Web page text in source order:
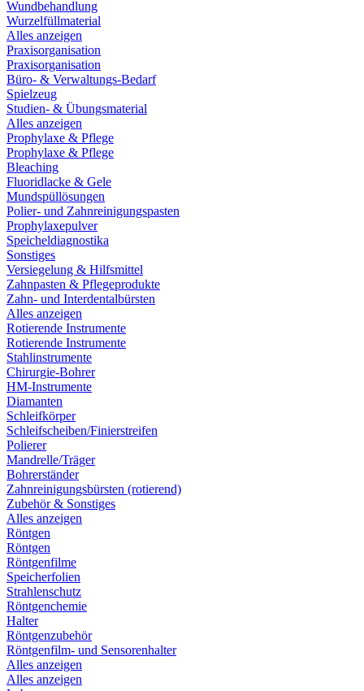
Wundbehandlung
Wurzelfüllmaterial
Alles anzeigen
Praxisorganisation
Praxisorganisation
Büro- & Verwaltungs-Bedarf
Spielzeug
Studien- & Übungsmaterial
Alles anzeigen
Prophylaxe & Pflege
Prophylaxe & Pflege
Bleaching
Fluoridlacke & Gele
Mundspüllösungen
Polier- und Zahnreinigungspasten
Prophylaxepulver
Speicheldiagnostika
Sonstiges
Versiegelung & Hilfsmittel
Zahnpasten & Pflegeprodukte
Zahn- und Interdentalbürsten
Alles anzeigen
Rotierende Instrumente
Rotierende Instrumente
Stahlinstrumente
Chirurgie-Bohrer
HM-Instrumente
Diamanten
Schleifkörper
Schleifscheiben/Finierstreifen
Polierer
Mandrelle/Träger
Bohrerständer
Zahnreinigungsbürsten (rotierend)
Zubehör & Sonstiges
Alles anzeigen
Röntgen
Röntgen
Röntgenfilme
Speicherfolien
Strahlenschutz
Röntgenchemie
Halter
Röntgenzubehör
Röntgenfilm- und Sensorenhalter
Alles anzeigen
Alles anzeigen